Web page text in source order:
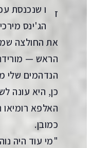
ז
ו שנכנסת
הג'ינס
את החולצה
הראש —
הנדהמים שלי
כן, היא עונה
האלפא
כמובן.
"מי עוד היה